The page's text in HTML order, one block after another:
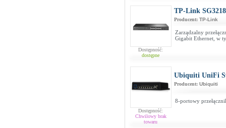
Dostępność:
dostępne
TP-Link
Producent: TP-Link
Zarządzalny
Gigabit Ethernet, w
Dostępność:
Chwilowy brak
towaru
Ubiquiti UniFi
Producent: Ubiquiti
8-portowy